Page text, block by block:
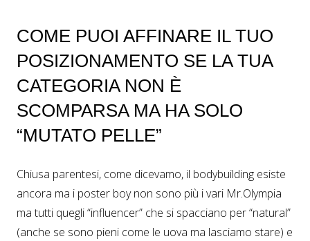
COME PUOI AFFINARE IL TUO
POSIZIONAMENTO SE LA TUA
CATEGORIA NON È
SCOMPARSA MA HA SOLO
“MUTATO PELLE”
Chiusa parentesi, come dicevamo, il bodybuilding esiste
ancora ma i poster boy non sono più i vari Mr.Olympia
ma tutti quegli “influencer” che si spacciano per “natural”
(anche se sono pieni come le uova ma lasciamo stare) e